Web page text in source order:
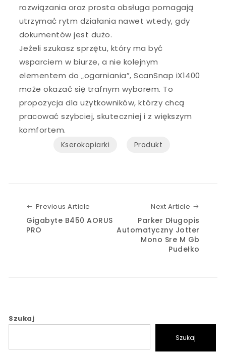
rozwiązania oraz prosta obsługa pomagają
utrzymać rytm działania nawet wtedy, gdy
dokumentów jest dużo.
Jeżeli szukasz sprzętu, który ma być
wsparciem w biurze, a nie kolejnym
elementem do „ogarniania”, ScanSnap iX1400
może okazać się trafnym wyborem. To
propozycja dla użytkowników, którzy chcą
pracować szybciej, skuteczniej i z większym
komfortem.
Kserokopiarki Produkt
Previous Article
Gigabyte B450 AORUS
PRO
Next Article
Parker Długopis
Automatyczny Jotter
Mono Sre M Gb
Pudełko
Szukaj
Szukaj